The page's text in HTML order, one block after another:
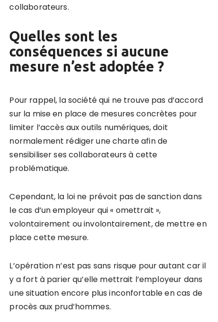
collaborateurs.
Quelles sont les
conséquences si aucune
mesure n’est adoptée ?
Pour rappel, la société qui ne trouve pas d’accord
sur la mise en place de mesures concrètes pour
limiter l’accès aux outils numériques, doit
normalement rédiger une charte afin de
sensibiliser ses collaborateurs à cette
problématique.
Cependant, la loi ne prévoit pas de sanction dans
le cas d’un employeur qui « omettrait »,
volontairement ou involontairement, de mettre en
place cette mesure.
L’opération n’est pas sans risque pour autant car il
y a fort à parier qu’elle mettrait l’employeur dans
une situation encore plus inconfortable en cas de
procès aux prud’hommes.